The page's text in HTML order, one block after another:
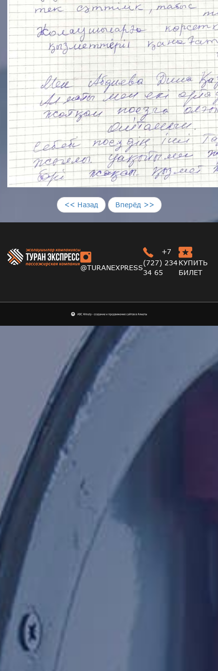
<< Назад Вперёд >>
@TURANEXPRESS
+7
(727) 234
34 65
КУПИТЬ
БИЛЕТ